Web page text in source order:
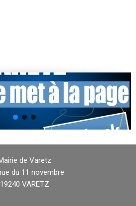
de Varetz
du 11 novembre
19240 VARETZ